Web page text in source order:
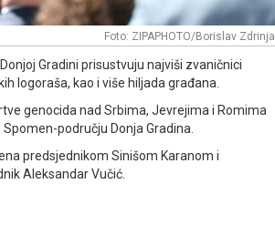
Foto: ZIPAPHOTO/Borislav Zdrinja
Gradini prisustvuju najviši zvaničnici
logoraša, kao i više hiljada građana.
genocida nad Srbima, Јevrejima i Romima
području Donja Gradina.
predsjednikom Sinišom Karanom i
Aleksandar Vučić.